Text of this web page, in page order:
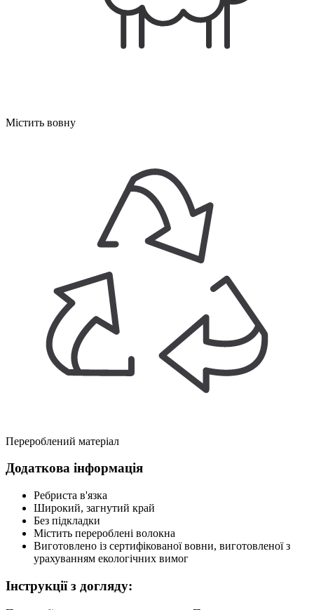
Містить вовну
Перероблений матеріал
Додаткова інформація
Ребриста в'язка
Широкий, загнутий край
Без підкладки
Містить перероблені волокна
Виготовлено із сертифікованої вовни, виготовленої з
урахуванням екологічних вимог
Інструкції з догляду: